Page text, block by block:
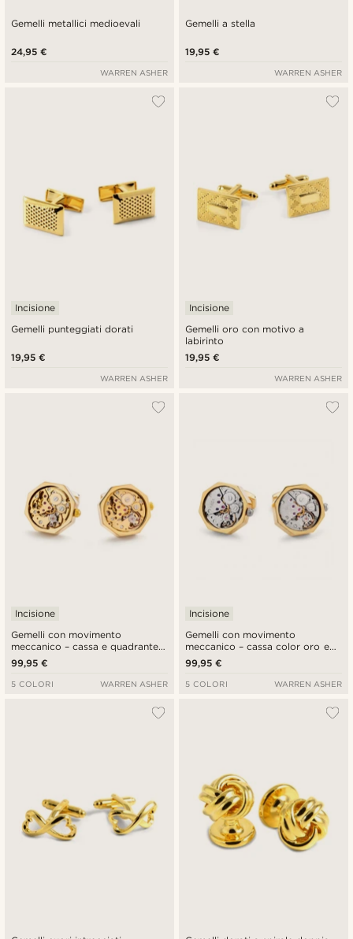
Gemelli metallici medioevali
24,95 €
WARREN ASHER
Gemelli a stella
19,95 €
WARREN ASHER
Gemelli punteggiati dorati
Incisione
19,95 €
WARREN ASHER
Gemelli oro con motivo a
labirinto
Incisione
19,95 €
WARREN ASHER
Gemelli con movimento
meccanico – cassa e quadrante
color oro
Incisione
99,95 €
5 COLORI WARREN ASHER
Gemelli con movimento
meccanico – cassa color oro e
quadrante color argento
Incisione
99,95 €
5 COLORI WARREN ASHER